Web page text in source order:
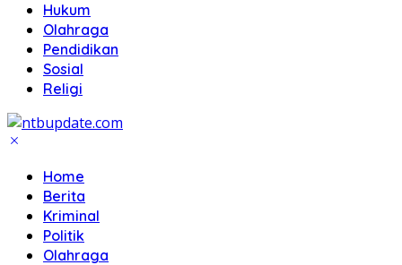
Hukum
Olahraga
Pendidikan
Sosial
Religi
Home
Berita
Kriminal
Politik
Olahraga